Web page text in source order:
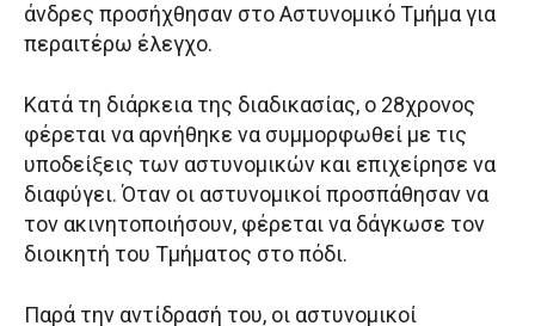
άνδρες προσήχθησαν στο Αστυνομικό Τμήμα για
περαιτέρω έλεγχο.
Κατά τη διάρκεια της διαδικασίας, ο 28χρονος
φέρεται να αρνήθηκε να συμμορφωθεί με τις
υποδείξεις των αστυνομικών και επιχείρησε να
διαφύγει. Όταν οι αστυνομικοί προσπάθησαν να
τον ακινητοποιήσουν, φέρεται να δάγκωσε τον
διοικητή του Τμήματος στο πόδι.
Παρά την αντίδρασή του, οι αστυνομικοί